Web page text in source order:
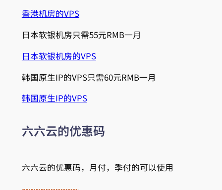
香港机房的VPS
日本软银机房只需55元RMB一月
日本软银机房的VPS
韩国原生IP的VPS只需60元RMB一月
韩国原生IP的VPS
六六云的优惠码
六六云的优惠码，月付，季付的可以使用